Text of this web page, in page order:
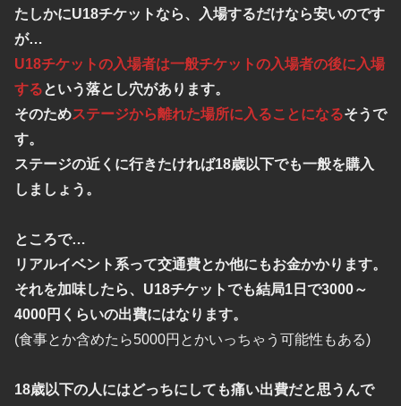
たしかにU18チケットなら、入場するだけなら安いのです
が…
U18チケットの入場者は一般チケットの入場者の後に入場
するという落とし穴があります。
そのためステージから離れた場所に入ることになるそうで
す。
ステージの近くに行きたければ18歳以下でも一般を購入
しましょう。
ところで…
リアルイベント系って交通費とか他にもお金かかります。
それを加味したら、U18チケットでも結局1日で3000～
4000円くらいの出費にはなります。
(食事とか含めたら5000円とかいっちゃう可能性もある)
18歳以下の人にはどっちにしても痛い出費だと思うんで